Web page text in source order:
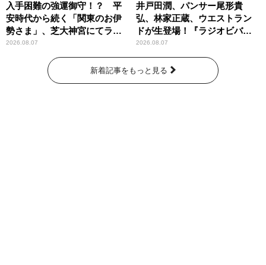
入手困難の強運御守！？ 平
安時代から続く「関東のお伊
勢さま」、芝大神宮にてラン
パンプスが合格祈願！
2026.08.07
井戸田潤、パンサー尾形貴
弘、林家正蔵、ウエストラン
ドが生登場！『ラジオビバリ
ー昼ズ』
2026.08.07
新着記事をもっと見る